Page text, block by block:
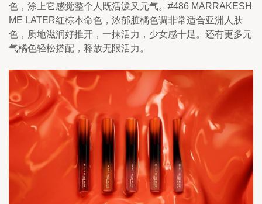
色，涂上它感觉整个人既活泼又元气。#486 MARRAKESH
ME LATER红棕本命色，浓郁脏橘色调非常适合亚洲人肤
色，质地滋润好推开，一抹活力，少女感十足。还有更多元
气橘色轻松搭配，释放无限活力。